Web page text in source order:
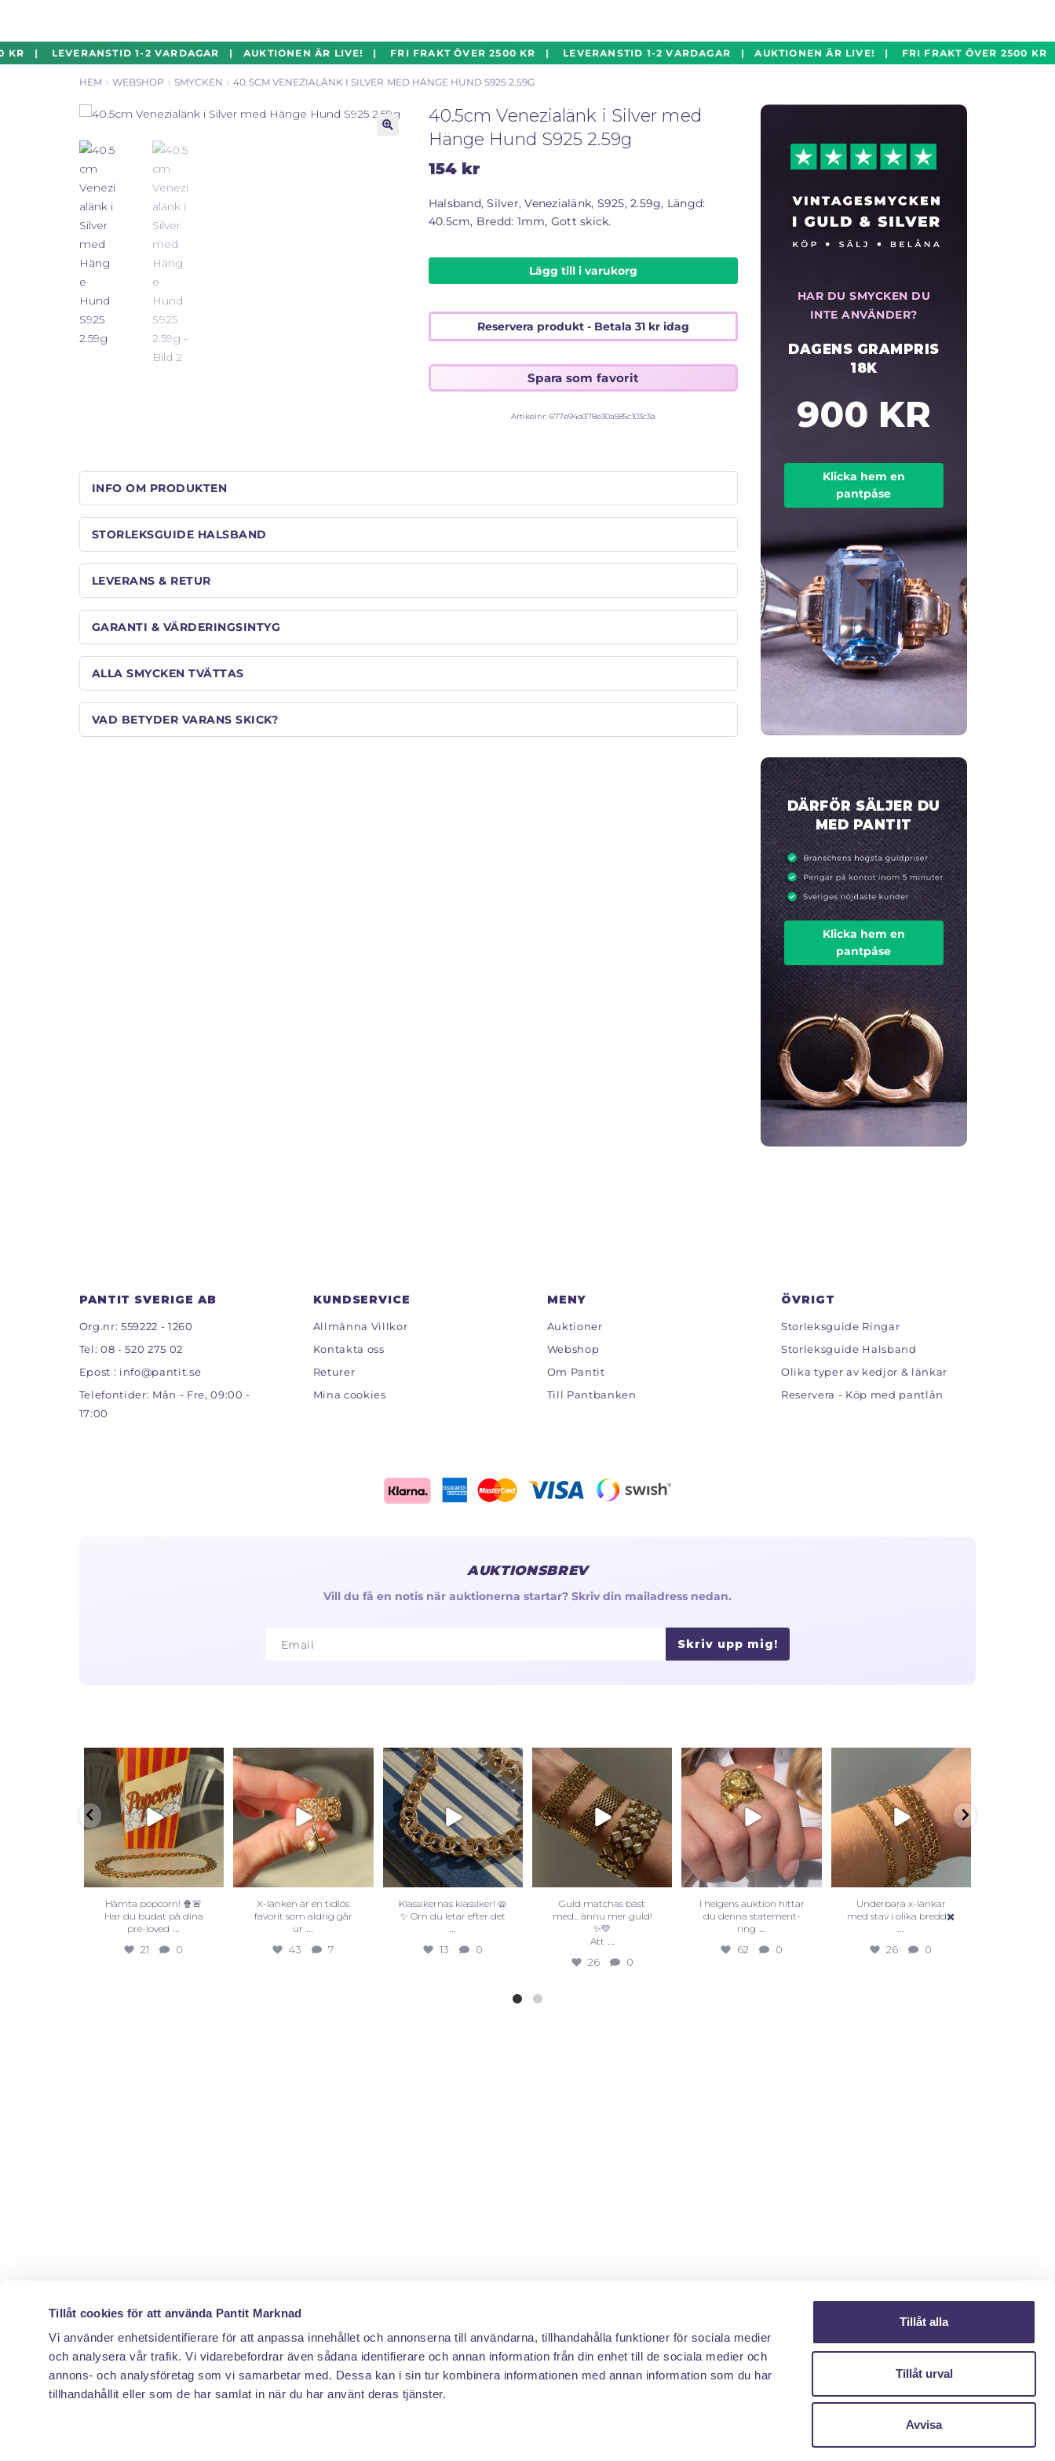
Tillåt cookies för att använda Pantit Marknad
Vi använder enhetsidentifierare för att anpassa innehållet och annonserna till användarna, tillhandahålla funktioner för sociala medier
och analysera vår trafik. Vi vidarebefordrar även sådana identifierare och annan information från din enhet till de sociala medier och
annons- och analysföretag som vi samarbetar med. Dessa kan i sin tur kombinera informationen med annan information som du har
tillhandahållit eller som de har samlat in när du har använt deras tjänster.
Tillåt alla
Tillåt urval
Avvisa
Hoppa
till
navigering
Hoppa
till
innehåll
| LEVERANSTID 1-2 VARDAGAR | AUKTIONEN ÄR LIVE! | FRI FRAKT ÖVER 2500 KR | LEVERANSTID 1-2 VARDAGAR | AUKTIONEN ÄR LIVE! | FRI FRAKT ÖVER
HEM WEBSHOP SMYCKEN 40.5CM VENEZIALÄNK I SILVER MED HÄNGE HUND S925 2.59G
40.5cm Venezialänk i Silver med
Hänge Hund S925 2.59g
154 kr
Halsband, Silver, Venezialänk, S925, 2.59g, Längd:
40.5cm, Bredd: 1mm, Gott skick.
Lägg till i varukorg
Reservera produkt - Betala31 kr idag
Artikelnr:677e94d378e30a585c103c3a
INFO OM PRODUKTEN
STORLEKSGUIDE HALSBAND
LEVERANS & RETUR
GARANTI & VÄRDERINGSINTYG
ALLA SMYCKEN TVÄTTAS
VAD BETYDER VARANS SKICK?
HAR DU SMYCKEN DU
INTE ANVÄNDER?
DAGENS GRAMPRIS
18K
900 KR
Klicka hem en
pantpåse
DÄRFÖR SÄLJER DU
MED PANTIT
Klicka hem en
pantpåse
PANTIT SVERIGE AB
Org.nr: 559222 - 1260
Tel:08 - 520 275 02
Epost : info@pantit.se
Telefontider: Mån - Fre, 09:00 -
17:00
KUNDSERVICE
Allmänna Villkor
Kontakta oss
Returer
Mina cookies
MENY
Auktioner
Webshop
Om Pantit
Till Pantbanken
ÖVRIGT
Storleksguide Ringar
Storleksguide Halsband
Olika typer av kedjor & länkar
Reservera - Köp med pantlån
AUKTIONSBREV
Vill du få en notis när auktionerna startar? Skriv din mailadress nedan.
Email
Email Skriv upp mig!
Hämta popcorn! 🍿🚨
Har du budat på dina
pre-loved ...
21 0
X-länken är en tidlös
favorit som aldrig går
ur ...
43 7
Klassikernas klassiker! 🥨
✨ Om du letar efter det
...
13 0
Guld matchas bäst
med... ännu mer guld!
✨💛
Att ...
26 0
I helgens auktion hittar
du denna statement-
ring ...
62 0
Underbara x-länkar
med stav i olika bredd✖️
...
26 0